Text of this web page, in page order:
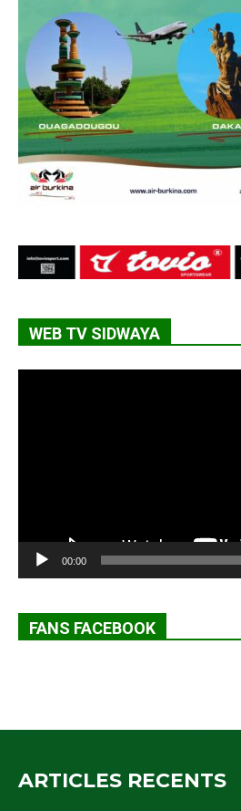
WEB TV SIDWAYA
00:00
FANS FACEBOOK
ARTICLES RECENTS